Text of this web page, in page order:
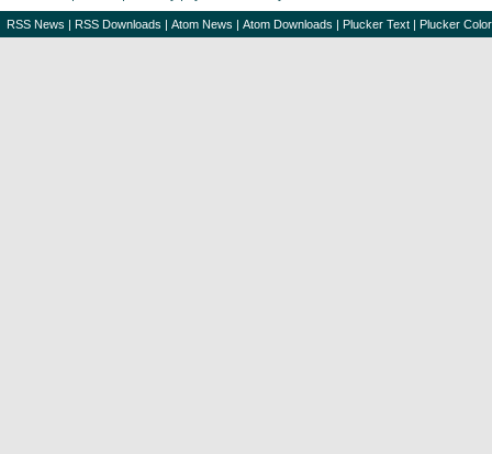
RSS News | RSS Downloads | Atom News | Atom Downloads | Plucker Text | Plucker Color